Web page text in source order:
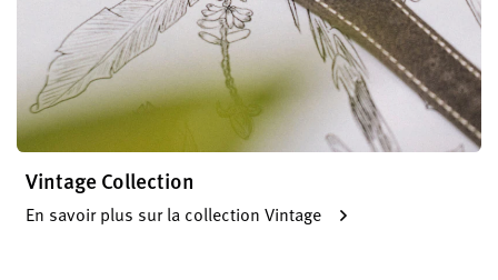
Vintage Collection
En savoir plus sur la collection Vintage